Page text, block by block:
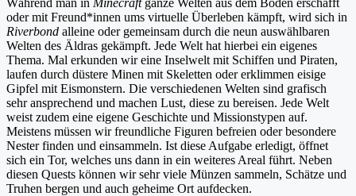
oder mit Freund*innen ums virtuelle Überleben kämpft, wird sich in
Riverbond alleine oder gemeinsam durch die neun auswählbaren
Welten des Äldras gekämpft. Jede Welt hat hierbei ein eigenes
Thema. Mal erkunden wir eine Inselwelt mit Schiffen und Piraten,
laufen durch düstere Minen mit Skeletten oder erklimmen eisige
Gipfel mit Eismonstern. Die verschiedenen Welten sind grafisch
sehr ansprechend und machen Lust, diese zu bereisen. Jede Welt
weist zudem eine eigene Geschichte und Missionstypen auf.
Meistens müssen wir freundliche Figuren befreien oder besondere
Nester finden und einsammeln. Ist diese Aufgabe erledigt, öffnet
sich ein Tor, welches uns dann in ein weiteres Areal führt. Neben
diesen Quests können wir sehr viele Münzen sammeln, Schätze und
Truhen bergen und auch geheime Ort aufdecken.